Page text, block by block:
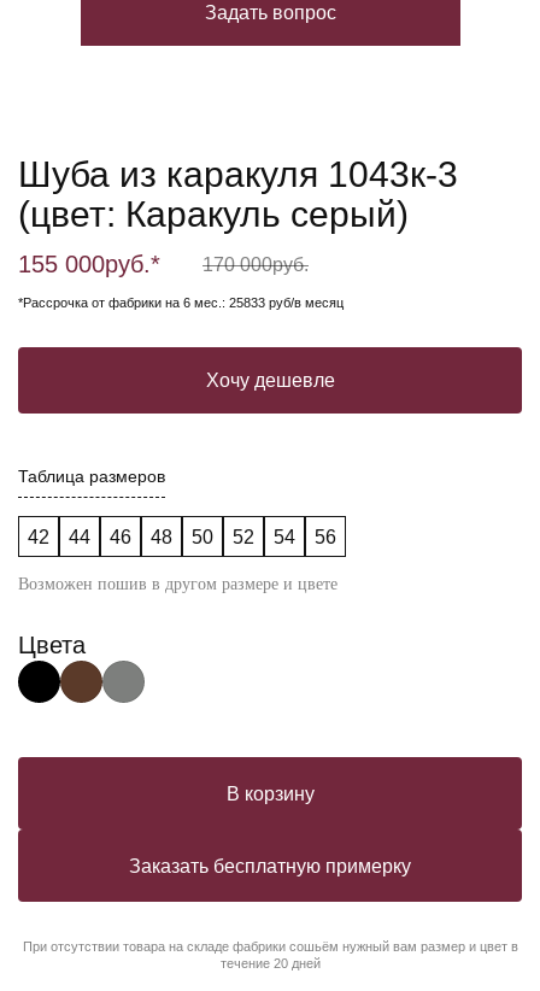
Задать вопрос
Шуба из каракуля 1043к-3
(цвет: Каракуль серый)
155 000руб.* 170 000руб.
*Рассрочка от фабрики на 6 мес.: 25833 руб/в месяц
Хочу дешевле
Таблица размеров
42 44 46 48 50 52 54 56
Возможен пошив в другом размере и цвете
Цвета
В корзину
Заказать бесплатную примерку
При отсутствии товара на складе фабрики сошьём нужный вам размер и цвет в
течение 20 дней